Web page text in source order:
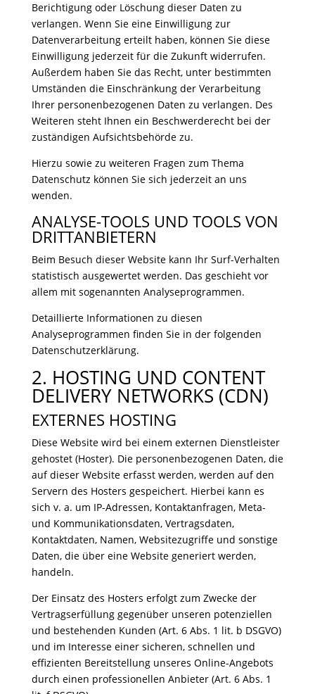
Berichtigung oder Löschung dieser Daten zu
verlangen. Wenn Sie eine Einwilligung zur
Datenverarbeitung erteilt haben, können Sie diese
Einwilligung jederzeit für die Zukunft widerrufen.
Außerdem haben Sie das Recht, unter bestimmten
Umständen die Einschränkung der Verarbeitung
Ihrer personenbezogenen Daten zu verlangen. Des
Weiteren steht Ihnen ein Beschwerderecht bei der
zuständigen Aufsichtsbehörde zu.
Hierzu sowie zu weiteren Fragen zum Thema
Datenschutz können Sie sich jederzeit an uns
wenden.
ANALYSE-TOOLS UND TOOLS VON
DRITT­ANBIETERN
Beim Besuch dieser Website kann Ihr Surf-Verhalten
statistisch ausgewertet werden. Das geschieht vor
allem mit sogenannten Analyseprogrammen.
Detaillierte Informationen zu diesen
Analyseprogrammen finden Sie in der folgenden
Datenschutzerklärung.
2. HOSTING UND CONTENT
DELIVERY NETWORKS (CDN)
EXTERNES HOSTING
Diese Website wird bei einem externen Dienstleister
gehostet (Hoster). Die personenbezogenen Daten, die
auf dieser Website erfasst werden, werden auf den
Servern des Hosters gespeichert. Hierbei kann es
sich v. a. um IP-Adressen, Kontaktanfragen, Meta-
und Kommunikationsdaten, Vertragsdaten,
Kontaktdaten, Namen, Websitezugriffe und sonstige
Daten, die über eine Website generiert werden,
handeln.
Der Einsatz des Hosters erfolgt zum Zwecke der
Vertragserfüllung gegenüber unseren potenziellen
und bestehenden Kunden (Art. 6 Abs. 1 lit. b DSGVO)
und im Interesse einer sicheren, schnellen und
effizienten Bereitstellung unseres Online-Angebots
durch einen professionellen Anbieter (Art. 6 Abs. 1